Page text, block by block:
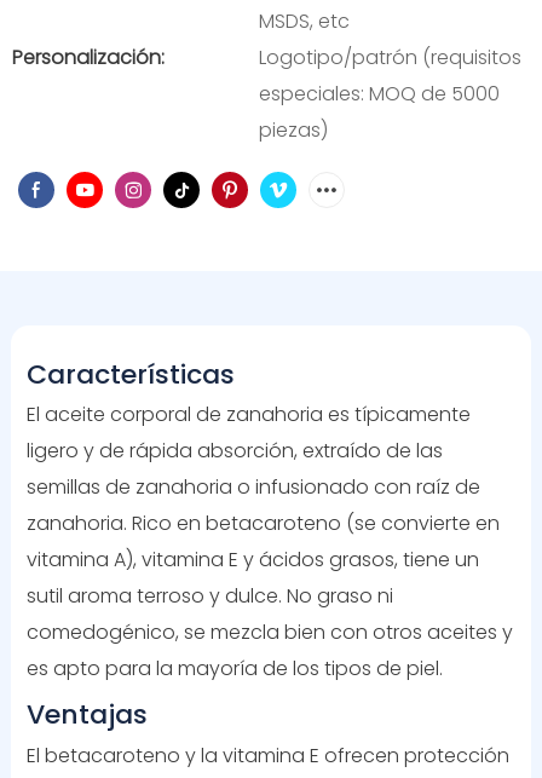
MSDS, etc
Personalización:
Logotipo/patrón (requisitos
especiales: MOQ de 5000
piezas)
Características
El aceite corporal de zanahoria es típicamente
ligero y de rápida absorción, extraído de las
semillas de zanahoria o infusionado con raíz de
zanahoria. Rico en betacaroteno (se convierte en
vitamina A), vitamina E y ácidos grasos, tiene un
sutil aroma terroso y dulce. No graso ni
comedogénico, se mezcla bien con otros aceites y
es apto para la mayoría de los tipos de piel.
Ventajas
El betacaroteno y la vitamina E ofrecen protección